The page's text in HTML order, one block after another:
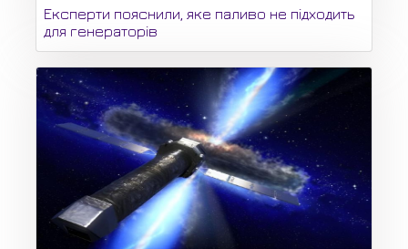
Експерти пояснили, яке паливо не підходить
для генераторів